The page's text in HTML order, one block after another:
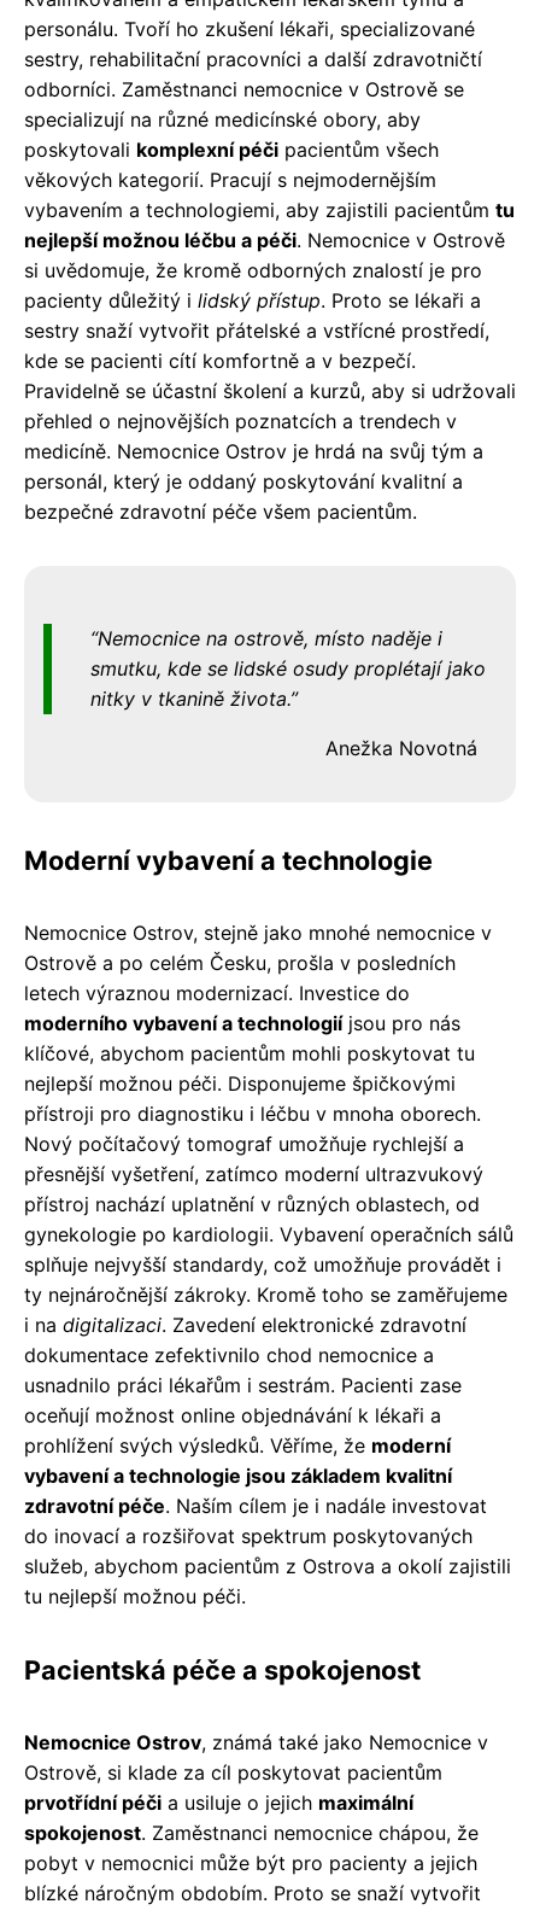
personálu. Tvoří ho zkušení lékaři, specializované
sestry, rehabilitační pracovníci a další zdravotničtí
odborníci. Zaměstnanci nemocnice v Ostrově se
specializují na různé medicínské obory, aby
poskytovali komplexní péči pacientům všech
věkových kategorií. Pracují s nejmodernějším
vybavením a technologiemi, aby zajistili pacientům tu
nejlepší možnou léčbu a péči. Nemocnice v Ostrově
si uvědomuje, že kromě odborných znalostí je pro
pacienty důležitý i lidský přístup. Proto se lékaři a
sestry snaží vytvořit přátelské a vstřícné prostředí,
kde se pacienti cítí komfortně a v bezpečí.
Pravidelně se účastní školení a kurzů, aby si udržovali
přehled o nejnovějších poznatcích a trendech v
medicíně. Nemocnice Ostrov je hrdá na svůj tým a
personál, který je oddaný poskytování kvalitní a
bezpečné zdravotní péče všem pacientům.
Nemocnice na ostrově, místo naděje i
smutku, kde se lidské osudy proplétají jako
nitky v tkanině života.
Anežka Novotná
Moderní vybavení a technologie
Nemocnice Ostrov, stejně jako mnohé nemocnice v
Ostrově a po celém Česku, prošla v posledních
letech výraznou modernizací. Investice do
moderního vybavení a technologiíjsou pro nás
klíčové, abychom pacientům mohli poskytovat tu
nejlepší možnou péči. Disponujeme špičkovými
přístroji pro diagnostiku i léčbu v mnoha oborech.
Nový počítačový tomograf umožňuje rychlejší a
přesnější vyšetření, zatímco moderní ultrazvukový
přístroj nachází uplatnění v různých oblastech, od
gynekologie po kardiologii. Vybavení operačních sálů
splňuje nejvyšší standardy, což umožňuje provádět i
ty nejnáročnější zákroky. Kromě toho se zaměřujeme
i na digitalizaci. Zavedení elektronické zdravotní
dokumentace zefektivnilo chod nemocnice a
usnadnilo práci lékařům i sestrám. Pacienti zase
oceňují možnost online objednávání k lékaři a
prohlížení svých výsledků. Věříme, že moderní
vybavení a technologie jsou základem kvalitní
zdravotní péče. Naším cílem je i nadále investovat
do inovací a rozšiřovat spektrum poskytovaných
služeb, abychom pacientům z Ostrova a okolí zajistili
tu nejlepší možnou péči.
Pacientská péče a spokojenost
Nemocnice Ostrov, známá také jako Nemocnice v
Ostrově, si klade za cíl poskytovat pacientům
prvotřídní péči a usiluje o jejich maximální
spokojenost. Zaměstnanci nemocnice chápou, že
pobyt v nemocnici může být pro pacienty a jejich
blízké náročným obdobím. Proto se snaží vytvořit